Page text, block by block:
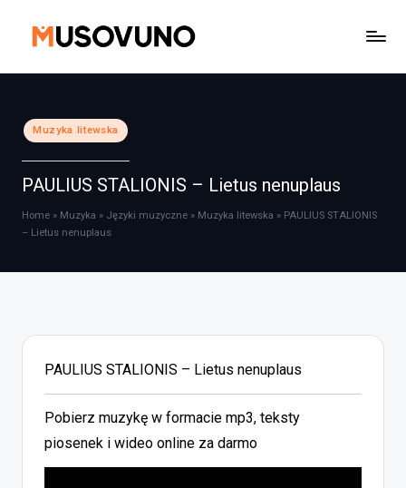
Posted
in
Muzyka litewska
PAULIUS STALIONIS – Lietus nenuplaus
Home » Muzyka » Języki muzyczne » Muzyka litewska » PAULIUS STALIONIS
– Lietus nenuplaus
PAULIUS STALIONIS – Lietus nenuplaus
Pobierz muzykę w formacie mp3, teksty
piosenek i wideo online za darmo